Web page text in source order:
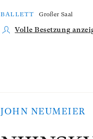
BALLETT Großer Saal
Volle Besetzung
JOHN NEUMEIER